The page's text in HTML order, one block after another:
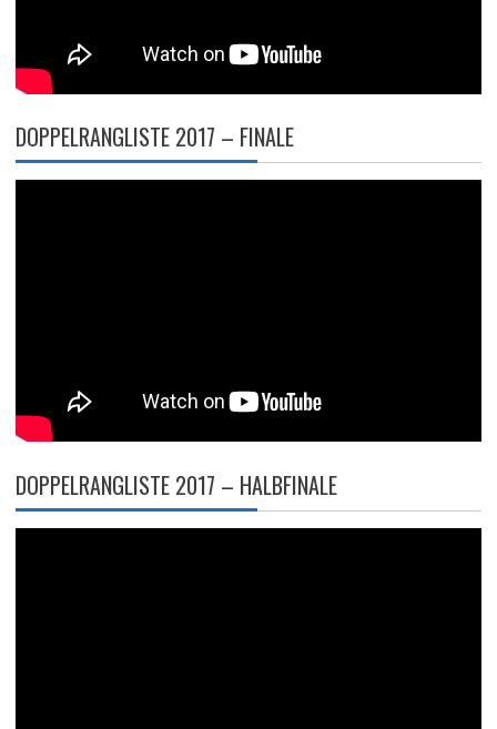
DOPPELRANGLISTE 2017 – FINALE
DOPPELRANGLISTE 2017 – HALBFINALE